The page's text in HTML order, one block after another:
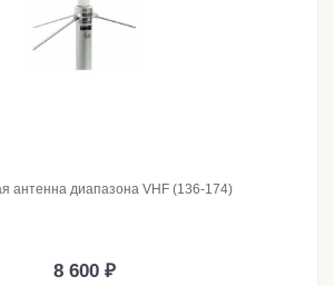
антенна диапазона VHF (136-174)
8 600 ₽